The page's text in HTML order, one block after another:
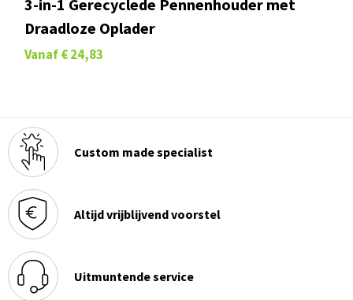
3-in-1 Gerecyclede Pennenhouder met
Draadloze Oplader
Vanaf € 24,83
Custom made specialist
Altijd vrijblijvend voorstel
Uitmuntende service